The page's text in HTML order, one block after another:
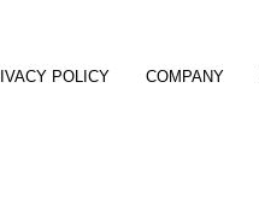
POLICY COMPANY